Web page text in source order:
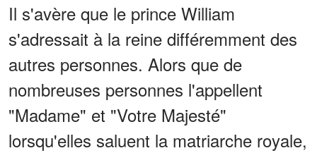
Il s'avère que le prince William
s'adressait à la reine différemment des
autres personnes. Alors que de
nombreuses personnes l'appellent
"Madame" et "Votre Majesté"
lorsqu'elles saluent la matriarche royale,